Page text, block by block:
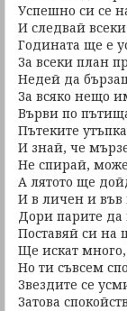
Успешно си се
И следвай
Годината ще е
За всеки план
Недей да
За всяко нещо
Върви по
Пътеките
И знай, че
Не спирай,
А лятото ще
И в личен и
Дори парите да
Поставяй си на
Ще искат
Но ти съвсем
Звездите се
Затова